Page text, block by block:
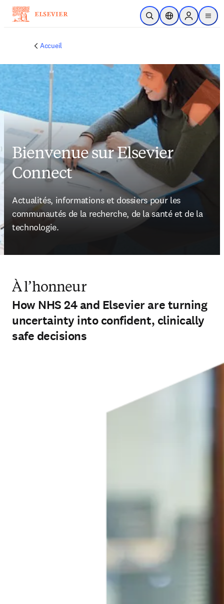
Passer au contenu principal
Ouvrir la recherche
Sélecteur de
Sign in to
menu
Accueil
Bienvenue sur Elsevier
Connect
Actualités, informations et dossiers pour les
communautés de la recherche, de la santé et de la
technologie.
À l’honneur
How NHS 24 and Elsevier are turning
uncertainty into confident, clinically
safe decisions